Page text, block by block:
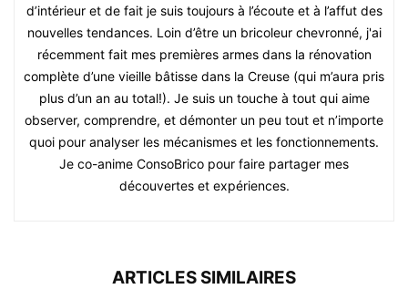
d’intérieur et de fait je suis toujours à l’écoute et à l’affut des
nouvelles tendances. Loin d’être un bricoleur chevronné, j'ai
récemment fait mes premières armes dans la rénovation
complète d’une vieille bâtisse dans la Creuse (qui m’aura pris
plus d’un an au total!). Je suis un touche à tout qui aime
observer, comprendre, et démonter un peu tout et n’importe
quoi pour analyser les mécanismes et les fonctionnements.
Je co-anime ConsoBrico pour faire partager mes
découvertes et expériences.
ARTICLES SIMILAIRES